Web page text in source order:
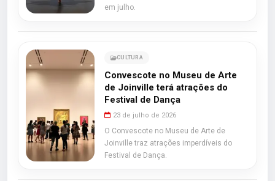
em julho.
CULTURA
Convescote no Museu de Arte
de Joinville terá atrações do
Festival de Dança
23 de julho de 2026
O Convescote no Museu de Arte de
Joinville traz atrações imperdíveis do
Festival de Dança.